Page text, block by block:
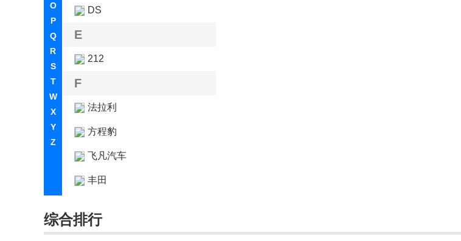
O
P
Q
R
S
T
W
X
Y
Z
DS
E
212
F
法拉利
方程豹
飞凡汽车
丰田
福田
综合排行